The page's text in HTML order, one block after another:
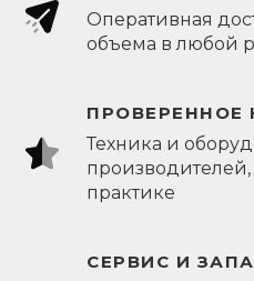
Оперативная
объема в любой
ПРОВЕРЕННОЕ
Техника и
практике
СЕРВИС И